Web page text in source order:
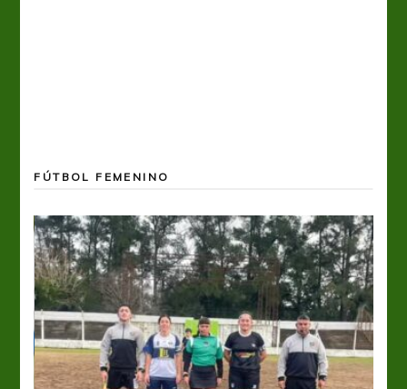
FÚTBOL FEMENINO